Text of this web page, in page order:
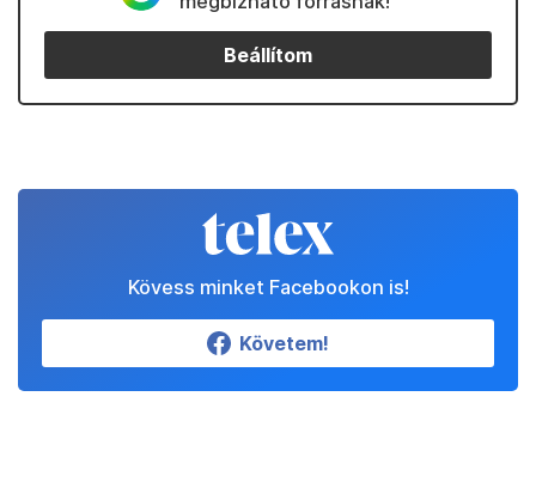
Beállítom
Kövess minket Facebookon is!
Követem!